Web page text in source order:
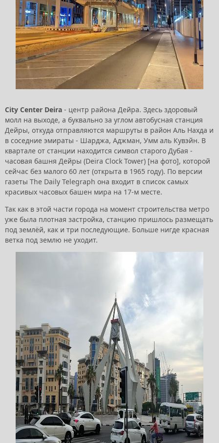
City Center Deira - центр района Дейра. Здесь здоровый
молл на выходе, а буквально за углом автобусная станция
Дейры, откуда отправляются маршруты в район Аль Нахда и
в соседние эмираты - Шарджа, Аджман, Умм аль Кувэйн. В
квартале от станции находится символ старого Дубая -
часовая башня Дейры (Deira Clock Tower) [на фото], которой
сейчас без малого 60 лет (открыта в 1965 году). По версии
газеты The Daily Telegraph она входит в список самых
красивых часовых башен мира на 17-м месте.
Так как в этой части города на момент строительства метро
уже была плотная застройка, станцию пришлось размещать
под землёй, как и три последующие. Больше нигде красная
ветка под землю не уходит.